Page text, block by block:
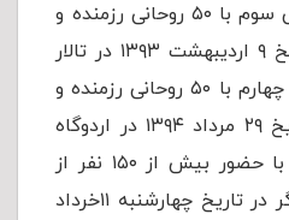
اردوگاه درچه و گردهمائی سوم با ۵۰ روحانی رزمنده و
به تعداد ۱۵۰ نفر در تاريخ ۹ اردیبهشت ۱۳۹۳ در تالار
بنیاد شهید و گردهمائی چهارم با ۵۰ روحانی رزمنده و
به تعداد ۱۵۰ نفر در تاريخ ۲۹ مرداد ۱۳۹۴ در اردوگاه
حوزه و گردهمائی پنجم با حضور بیش از ۱۵۰ نفر از
روحانیون رزمنده و ایثارگر در تاریخ چهارشنبه ۱۱خرداد